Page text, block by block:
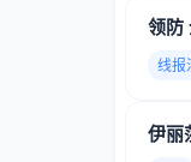
领防
线报
伊丽